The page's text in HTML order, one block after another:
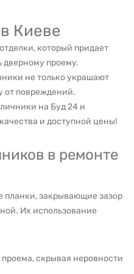
Киеве
который придает
дверному проему.
не только украшают
от повреждений.
на Буд 24 и
и доступной цены!
в ремонте
планки, закрывающие зазор
Их использование
скрывая неровности